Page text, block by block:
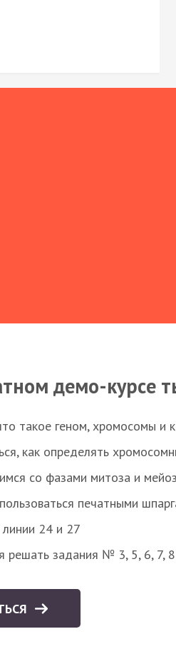
демо-курсе
такое геном, хромосомы и
как определять
со фазами митоза и
печатными
24 и 27
решать задания № 3, 5, 6, 7,